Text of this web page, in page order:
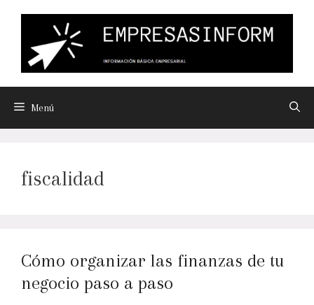
Menú
fiscalidad
Cómo organizar las finanzas de tu
negocio paso a paso